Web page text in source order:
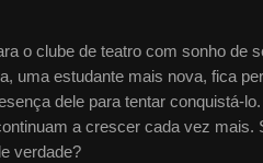
o clube de teatro com sonho de
uma estudante mais nova, fica
dele para tentar conquistá-
a crescer cada vez
verdade?